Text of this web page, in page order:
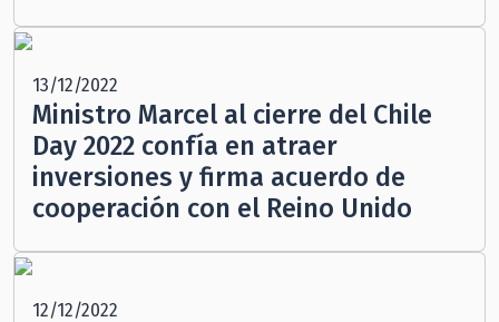
13/12/2022
Ministro Marcel al cierre del Chile
Day 2022 confía en atraer
inversiones y firma acuerdo de
cooperación con el Reino Unido
12/12/2022